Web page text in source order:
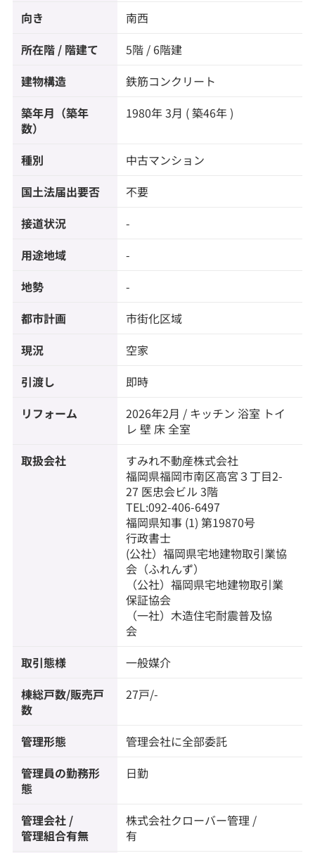
向き 南西
所在階 / 階建て 5階 / 6階建
建物構造 鉄筋コンクリート
築年月（築年
数）
1980年 3月 ( 築46年 )
種別 中古マンション
国土法届出要否 不要
接道状況 -
用途地域 -
地勢 -
都市計画 市街化区域
現況 空家
引渡し 即時
リフォーム
2026年2月 / キッチン 浴室 トイ
レ 壁 床 全室
取扱会社
すみれ不動産株式会社
福岡県福岡市南区高宮３丁目2-
27 医忠会ビル 3階
TEL:092-406-6497
福岡県知事 (1) 第19870号
行政書士
(公社）福岡県宅地建物取引業協
会（ふれんず）
（公社）福岡県宅地建物取引業
保証協会
（一社）木造住宅耐震普及協
会
取引態様 一般媒介
棟総戸数/販売戸
数
27戸/-
管理形態 管理会社に全部委託
管理員の勤務形
態
日勤
管理会社 /
管理組合有無
株式会社クローバー管理 /
有